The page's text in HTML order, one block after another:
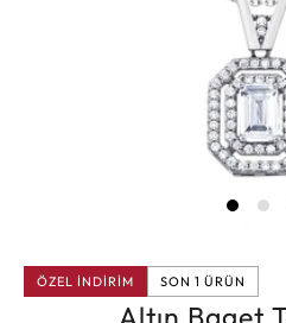
ÖZEL İNDİRİM SON 1 ÜRÜN
Altın Baget